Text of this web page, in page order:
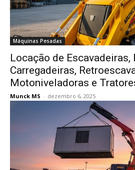
Máquinas Pesadas
Locação de Escavadeiras,
Carregadeiras,
Motoniveladoras e
Munck MS - dezembro 6, 2025